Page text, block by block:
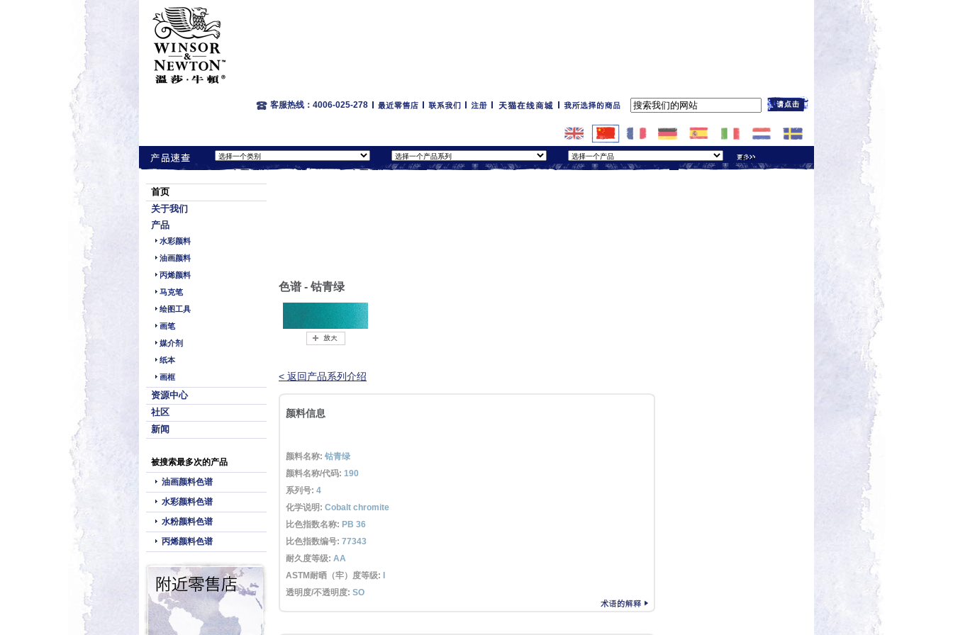
客服热线：4006-025-278
首页
关于我们
产品
水彩颜料
油画颜料
丙烯颜料
马克笔
绘图工具
画笔
媒介剂
纸本
画框
资源中心
社区
新闻
被搜索最多次的产品
油画颜料色谱
水彩颜料色谱
水粉颜料色谱
丙烯颜料色谱
色谱 - 钴青绿
< 返回产品系列介绍
颜料信息
颜料名称: 钴青绿
颜料名称/代码: 190
系列号: 4
化学说明: Cobalt chromite
比色指数名称: PB 36
比色指数编号: 77343
耐久度等级: AA
ASTM耐晒（牢）度等级:
透明度/不透明度: SO